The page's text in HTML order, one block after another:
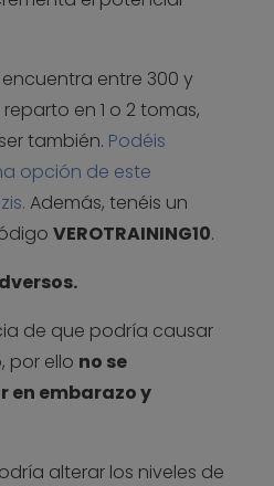
entre 300 y
en 1 o 2 tomas,
también. Podéis
opción de este
Además, tenéis un
VEROTRAINING10.
de que podría causar
por ello no se
en embarazo y
alterar los niveles de